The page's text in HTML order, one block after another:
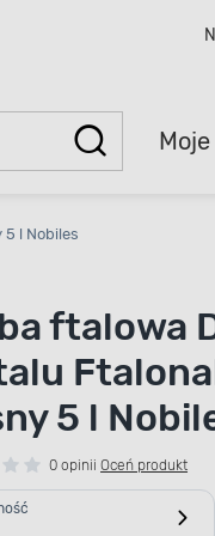
l Nobiles
ftalowa
5 l
0 opinii Oceń produkt